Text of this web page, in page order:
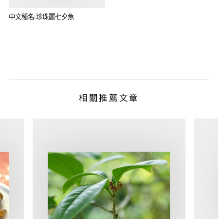
中文種名:珍珠麗七夕魚
相關推薦文章